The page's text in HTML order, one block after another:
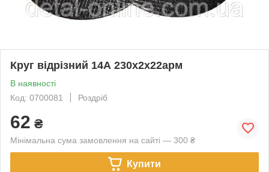
Круг відрізний 14А 230х2х22арм
В наявності
Код: 0700081
Роздріб
62 ₴
Мінімальна сума замовлення на сайті — 300 ₴
Купити